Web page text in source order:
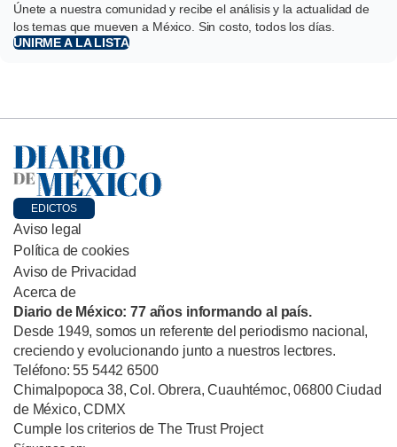
Únete a nuestra comunidad y recibe el análisis y la actualidad de
los temas que mueven a México. Sin costo, todos los días.
UNIRME A LA LISTA
EDICTOS
Aviso legal
Política de cookies
Aviso de Privacidad
Acerca de
Diario de México: 77 años informando al país.
Desde 1949, somos un referente del periodismo nacional,
creciendo y evolucionando junto a nuestros lectores.
Teléfono: 55 5442 6500
Chimalpopoca 38, Col. Obrera, Cuauhtémoc, 06800 Ciudad
de México, CDMX
Cumple los criterios de The Trust Project